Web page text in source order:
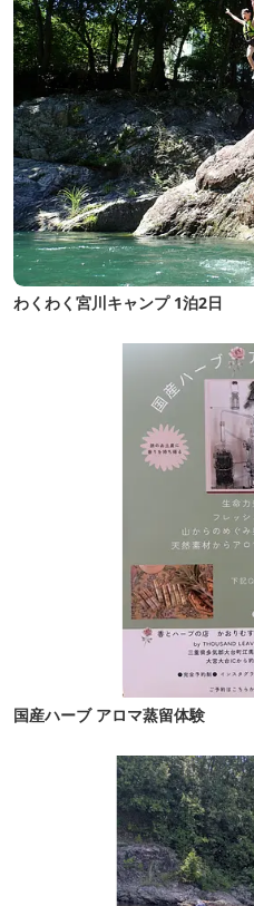
わくわく宮川キャンプ 1泊2日
国産ハーブ アロマ蒸留体験